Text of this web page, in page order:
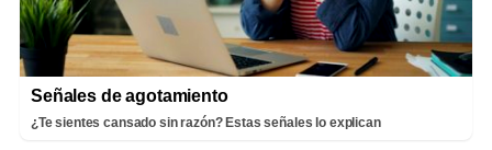
Señales de agotamiento
¿Te sientes cansado sin razón? Estas señales lo explican